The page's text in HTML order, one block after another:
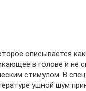
описывается
в голове и не
стимулом. В
ушной шум